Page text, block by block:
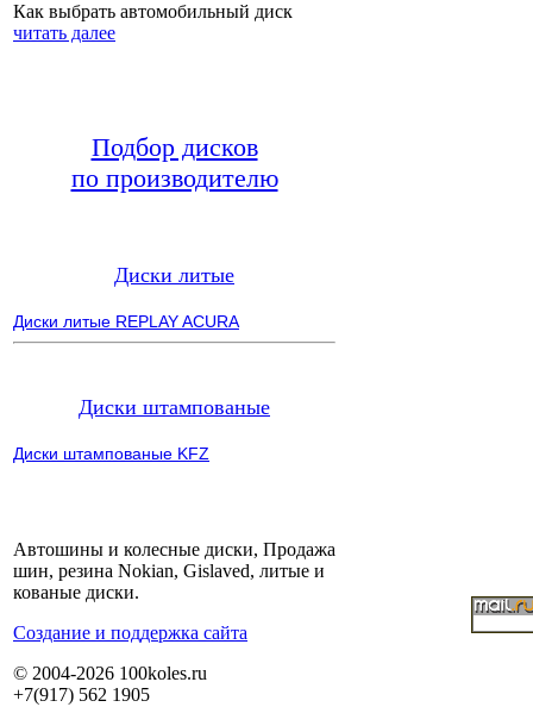
Как выбрать автомобильный диск
читать далее
Подбор дисков
по производителю
Диски литые
Диски литые REPLAY ACURA
Диски штампованые
Диски штампованые KFZ
Автошины и колесные диски, Продажа
шин, резина Nokian, Gislaved, литые и
кованые диски.
Cоздание и поддержка сайта
© 2004-2026 100koles.ru
+7(917) 562 1905